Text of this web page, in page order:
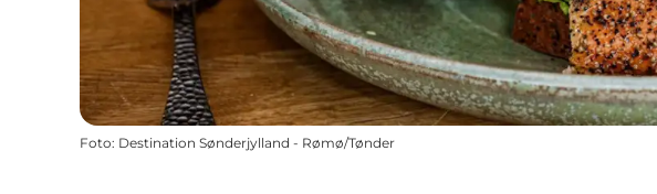
Foto: Destination Sønderjylland - Rømø/Tønder